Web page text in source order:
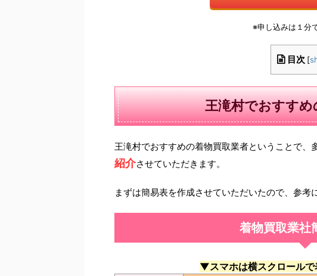
※申し込みは１分
目次 [
王滝村でおすすめ
王滝村でおすすめの着物買取業者ということで、
紹介させていただきます。
まずは簡易表を作成させていただいたので、参考
着物買取業社
▼スマホは横スクロール